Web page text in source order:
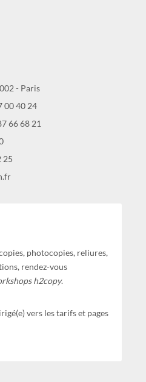
- Paris
00 40 24
66 68 21
25
photocopies, reliures,
rendez-vous
h2copy.
vers les tarifs et pages